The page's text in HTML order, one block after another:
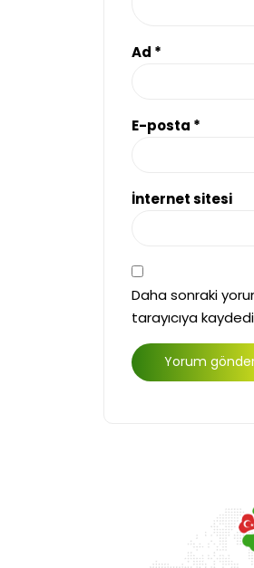
Ad *
E-posta *
İnternet sitesi
Daha sonraki
tarayıcıya